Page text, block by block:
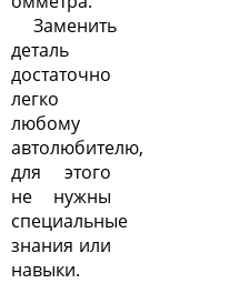
Заменить
деталь
достаточно
легко
любому
автолюбителю,
для этого
не нужны
специальные
знания или
навыки.